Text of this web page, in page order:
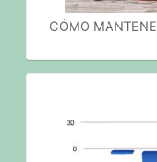
CÓMO